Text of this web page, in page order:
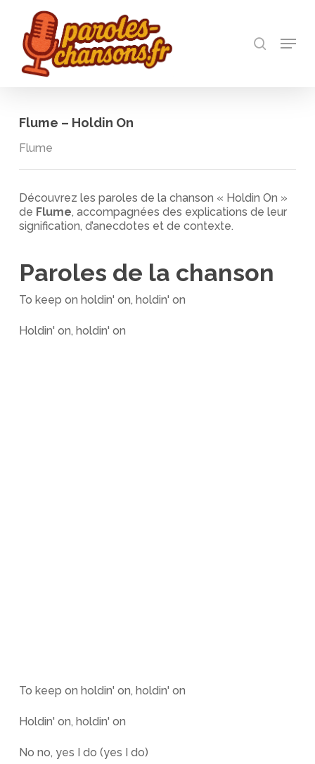
main
content
Menu
Flume – Holdin On
Flume
Découvrez les paroles de la chanson « Holdin On »
de Flume, accompagnées des explications de leur
signification, d’anecdotes et de contexte.
Paroles de la chanson
To keep on holdin' on, holdin' on
Holdin' on, holdin' on
To keep on holdin' on, holdin' on
Holdin' on, holdin' on
No no, yes I do (yes I do)
Close